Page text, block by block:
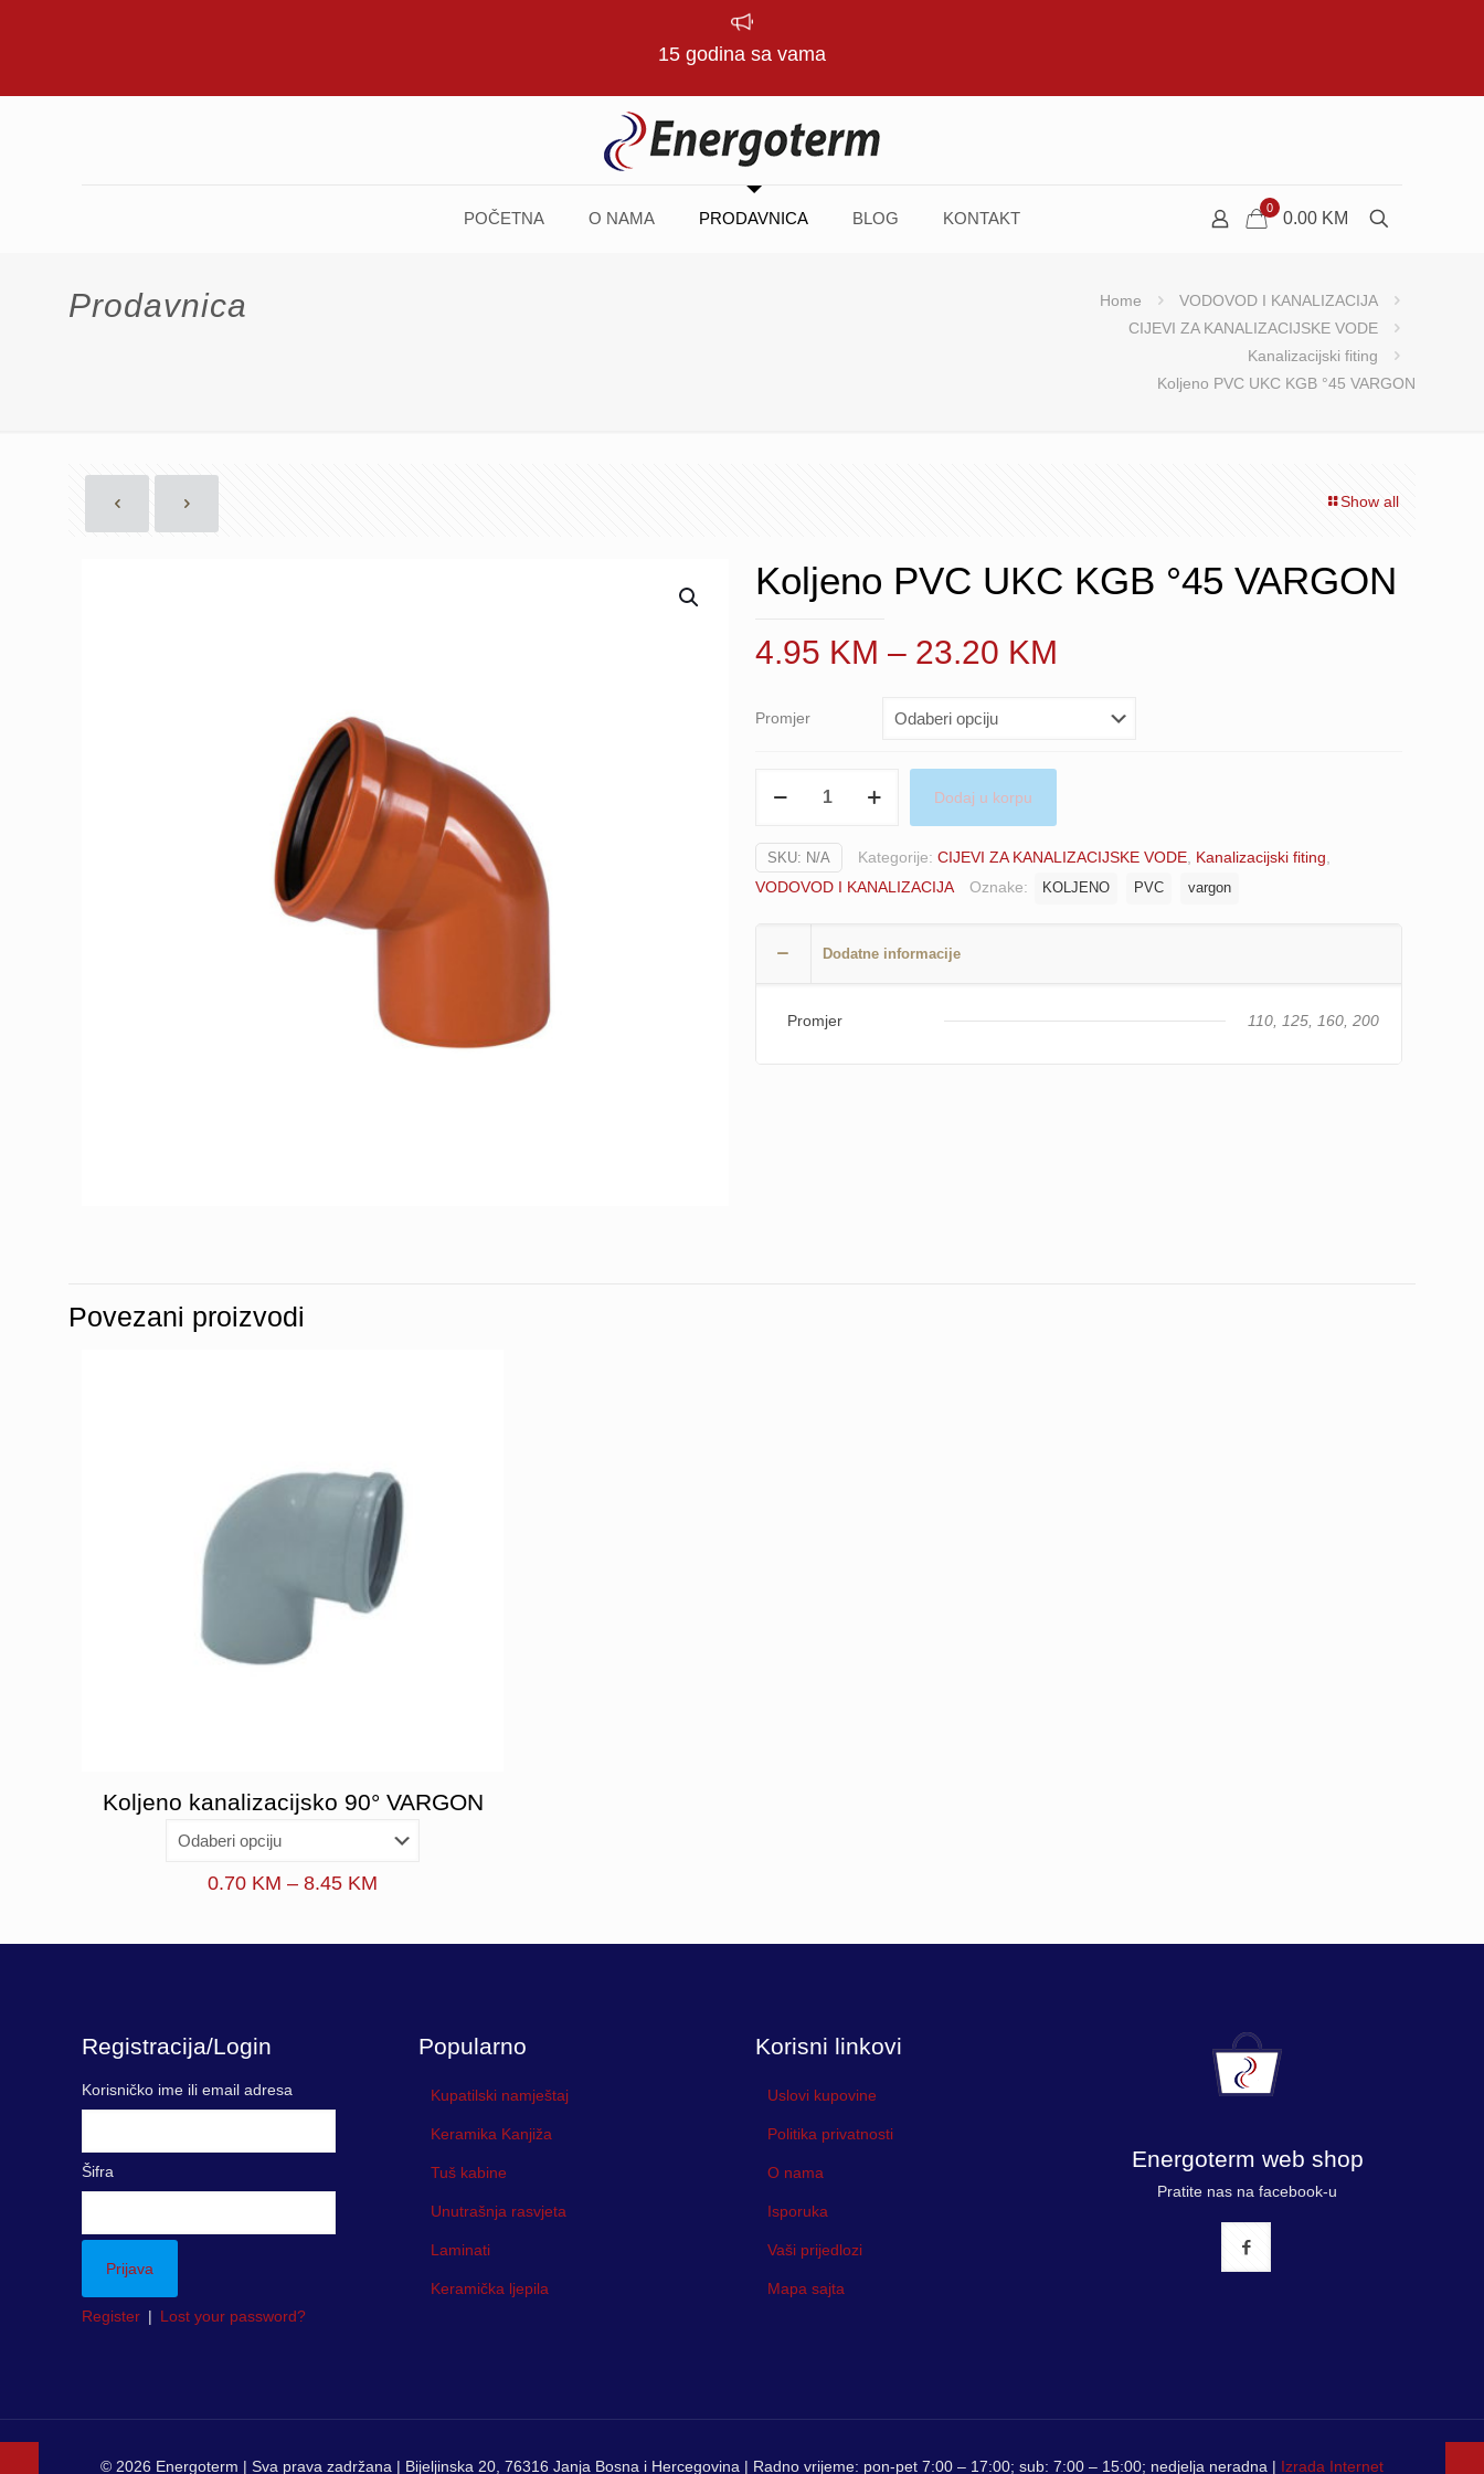
15 godina sa vama
POČETNA O NAMA PRODAVNICA BLOG KONTAKT
0
0.00 KM
Prodavnica Home
VODOVOD I KANALIZACIJA
CIJEVI ZA KANALIZACIJSKE VODE
Kanalizacijski fiting
Koljeno PVC UKC KGB °45 VARGON
Show all
Koljeno PVC UKC KGB °45 VARGON
4.95 KM – 23.20 KM
4.95 KM
Promjer
KGB
°45
Dodaj u korpu
SKU: N/A Kategorije: CIJEVI ZA KANALIZACIJSKE VODE Kanalizacijski fiting
VODOVOD I KANALIZACIJA
Oznake: KOLJENO PVC vargon
Dodatne informacije
Promjer 110, 125, 160, 200
Povezani proizvodi
Koljeno kanalizacijsko 90° VARGON
0.70 KM – 8.45 KM
Registracija/Login
Korisničko ime ili email adresa
Šifra
Register | Lost your password?
Popularno
Kupatilski namještaj
Keramika Kanjiža
Tuš kabine
Unutrašnja rasvjeta
Laminati
Keramička ljepila
Korisni linkovi
Uslovi kupovine
Politika privatnosti
O nama
Isporuka
Vaši prijedlozi
Mapa sajta
Energoterm web shop
Pratite nas na facebook-u
© 2026 Energoterm | Sva prava zadržana | Bijeljinska 20, 76316 Janja Bosna i Hercegovina | Radno vrijeme: pon-pet 7:00 – 17:00; sub: 7:00 – 15:00; nedjelja neradna | Izrada Internet